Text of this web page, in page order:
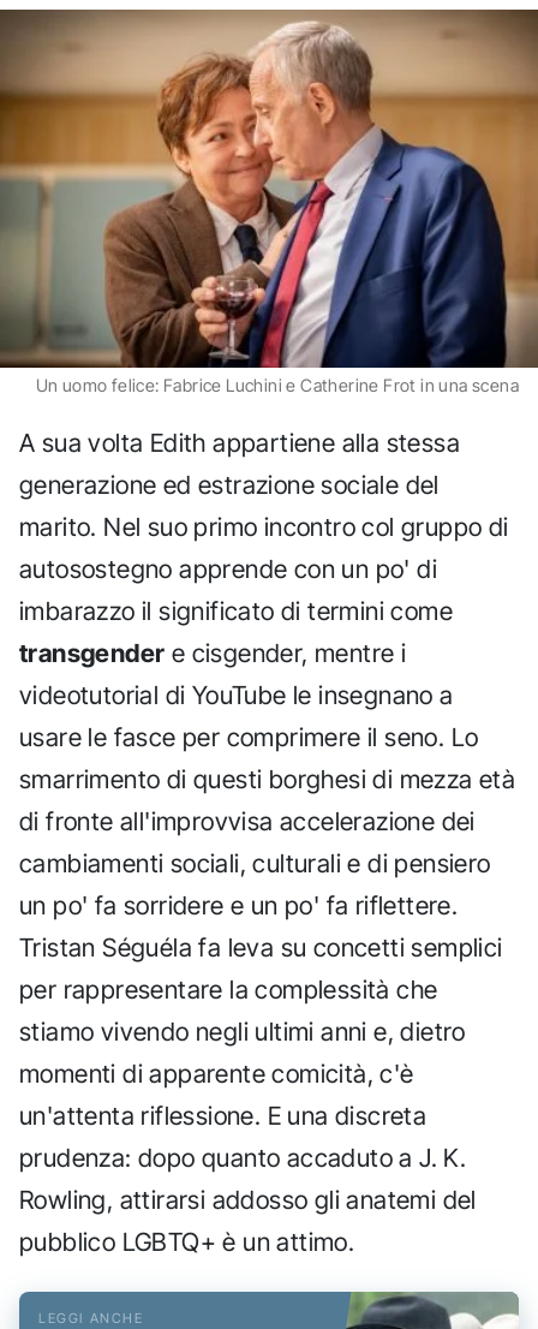
Un uomo felice: Fabrice Luchini e Catherine Frot in una scena
A sua volta Edith appartiene alla stessa
generazione ed estrazione sociale del
marito. Nel suo primo incontro col gruppo di
autosostegno apprende con un po' di
imbarazzo il significato di termini come
transgender e cisgender, mentre i
videotutorial di YouTube le insegnano a
usare le fasce per comprimere il seno. Lo
smarrimento di questi borghesi di mezza età
di fronte all'improvvisa accelerazione dei
cambiamenti sociali, culturali e di pensiero
un po' fa sorridere e un po' fa riflettere.
Tristan Séguéla fa leva su concetti semplici
per rappresentare la complessità che
stiamo vivendo negli ultimi anni e, dietro
momenti di apparente comicità, c'è
un'attenta riflessione. E una discreta
prudenza: dopo quanto accaduto a J. K.
Rowling, attirarsi addosso gli anatemi del
pubblico LGBTQ+ è un attimo.